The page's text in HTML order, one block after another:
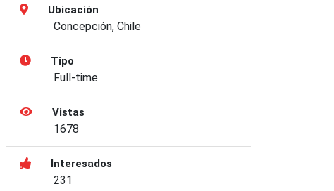
Ubicación
Concepción, Chile
Tipo
Full-time
Vistas
1678
Interesados
231